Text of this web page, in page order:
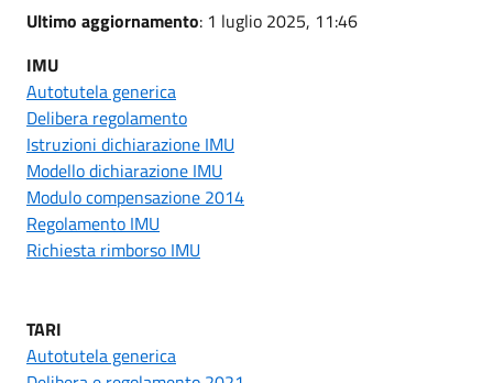
Ultimo aggiornamento: 1 luglio 2025, 11:46
IMU
Autotutela generica
Delibera regolamento
Istruzioni dichiarazione IMU
Modello dichiarazione IMU
Modulo compensazione 2014
Regolamento IMU
Richiesta rimborso IMU
TARI
Autotutela generica